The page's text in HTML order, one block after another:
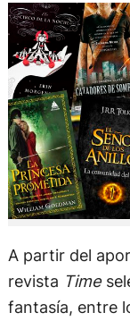
A partir del
revista Time
fantasía, entre